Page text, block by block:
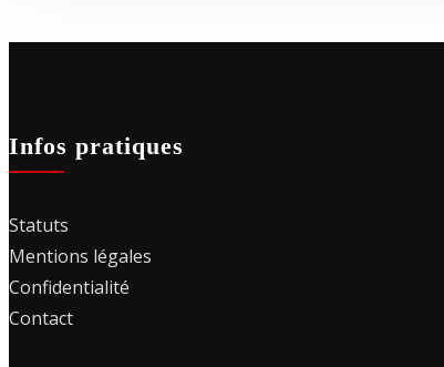
Infos pratiques
Statuts
Mentions légales
Confidentialité
Contact